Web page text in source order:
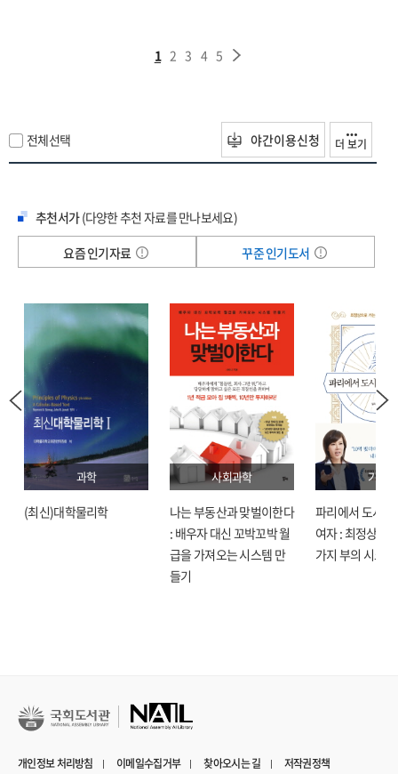
1 2 3 4 5
전체선택 야간이용신청 더 보기
추천서가(다양한 추천 자료를 만나보세요)
요즘 인기자료
꾸준 인기도서
과학
(최신)대학물리학
사회과학
나는 부동산과 맞벌이한다
: 배우자 대신 꼬박꼬박 월
급을 가져오는 시스템 만
들기
기술
파리에서 도시락
여자 : 최정상으
가지 부의 시크릿
개인정보 처리방침 이메일수집거부 찾아오시는 길 저작권정책